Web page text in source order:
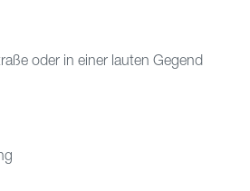
oder in einer lauten Gegend